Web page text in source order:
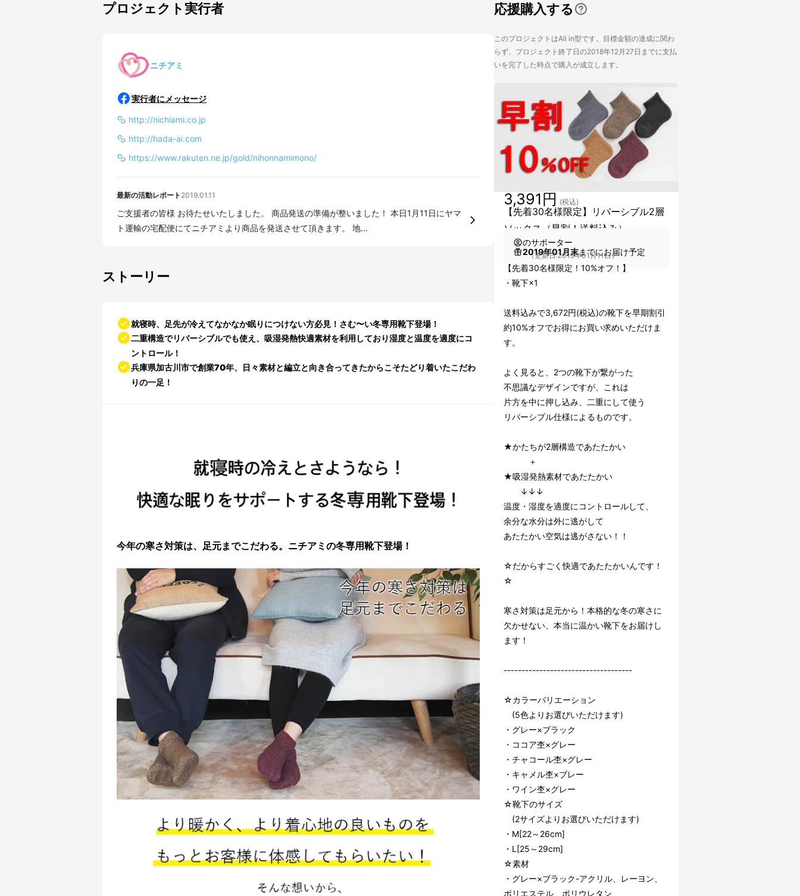
プロジェクト実行者
ニチアミ
実行者にメッセージ
http://nichiami.co.jp
http://hada-ai.com
https://www.rakuten.ne.jp/gold/nihonnamimono/
最新の活動レポート 2019.01.11
ご支援者の皆様 お待たせいたしました。 商品発送の準備が整いました！ 本日1月11日にヤマ
ト運輸の宅配便にてニチアミより商品を発送させて頂きます。 地...
ストーリー
就寝時、足先が冷えてなかなか眠りにつけない方必見！ さむ〜い冬専用靴下登場！
二重構造でリバーシブルでも使え、 吸湿発熱快適素材を利用しており湿度と温度を適度にコ
ントロール！
兵庫県加古川市で創業70年、日々素材と編立と向き合ってきたからこそたどり着いたこだわ
りの一足！
今年の寒さ対策は、足元までこだわる。ニチアミの冬専用靴下登場！
応援購入する
このプロジェクトはAll in型です。目標金額の達成に関わ
らず、プロジェクト終了日の2018年12月27日までに支払
いを完了した時点で購入が成立します。
【先着30名様限定】リバーシブル2層
ソックス（早割！送料込み）
3,391円 (税込)
のサポーター
2019年01月末までにお届け予定
（更新日:2019年01月11日）
【先着30名様限定！10%オフ！】
・靴下×1
送料込みで3,672円(税込)の靴下を早期割引
約10%オフでお得にお買い求めいただけま
す。
よく見ると、2つの靴下が繋がった
不思議なデザインですが、これは
片方を中に押し込み、二重にして使う
リバーシブル仕様によるものです。
★かたちが2層構造であたたかい
＋
★吸湿発熱素材であたたかい
↓↓↓
温度・湿度を適度にコントロールして、
余分な水分は外に逃がして
あたたかい空気は逃がさない！！
☆だからすごく快適であたたかいんです！
☆
寒さ対策は足元から！本格的な冬の寒さに
欠かせない、本当に温かい靴下をお届けし
ます！
------------------------------------
☆カラーバリエーション
(5色よりお選びいただけます)
・グレー×ブラック
・ココア杢×グレー
・チャコール杢×グレー
・キャメル杢×ブレー
・ワイン杢×グレー
☆靴下のサイズ
(2サイズよりお選びいただけます)
・M[22～26cm]
・L[25～29cm]
☆素材
・グレー×ブラック-アクリル、レーヨン、
ポリエステル、ポリウレタン